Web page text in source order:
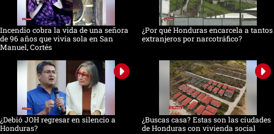
Incendio cobra la vida de una señora
de 96 años que vivía sola en San
Manuel, Cortés
¿Por qué Honduras encarcela a tantos
extranjeros por narcotráfico?
¿Debió JOH regresar en silencio a
Honduras?
¿Buscas casa? Estas son las ciudades
de Honduras con vivienda social